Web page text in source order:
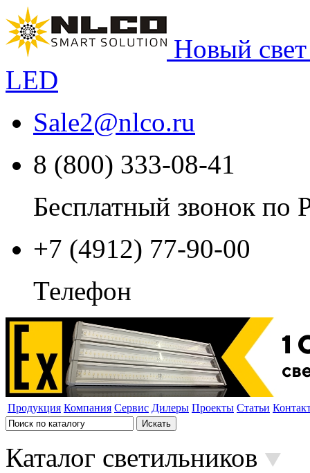
Новый
LED
Sale2@nlco.ru
8 (800) 333-08-41
Бесплатный звонок по
+7 (4912) 77-90-00
Телефон
Продукция Компания Сервис Дилеры Проекты Статьи
Каталог светильников